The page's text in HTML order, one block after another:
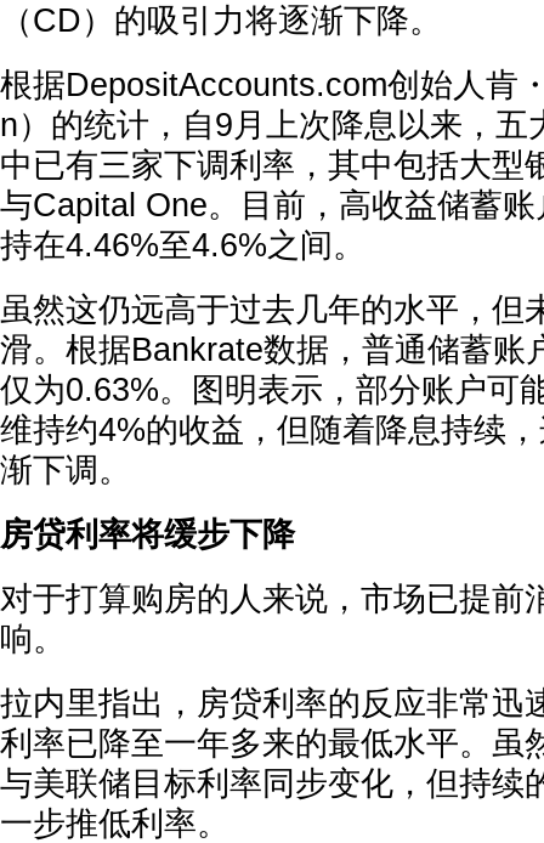
（CD）的吸引力将逐渐下降。
根据DepositAccounts.com创始人肯
n）的统计，自9月上次降息以来，五
中已有三家下调利率，其中包括大型
与Capital One。目前，高收益储蓄
持在4.46%至4.6%之间。
虽然这仍远高于过去几年的水平，但
滑。根据Bankrate数据，普通储蓄账
仅为0.63%。图明表示，部分账户可
维持约4%的收益，但随着降息持续
渐下调。
房贷利率将缓步下降
对于打算购房的人来说，市场已提前
响。
拉内里指出，房贷利率的反应非常迅
利率已降至一年多来的最低水平。虽
与美联储目标利率同步变化，但持续
一步推低利率。